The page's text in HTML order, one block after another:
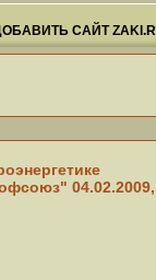
САЙТ
04.02.2009,